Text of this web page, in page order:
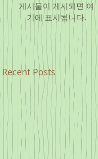
게시물이 게시되면 여
기에 표시됩니다.
Recent Posts